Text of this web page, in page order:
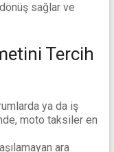
sağlar ve
Tercih
ya da iş
moto taksiler en
ara